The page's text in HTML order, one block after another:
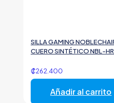
SILLA GAMING
CUERO SINTÉTICO NBL-
₡262.400
Añadir al carrito